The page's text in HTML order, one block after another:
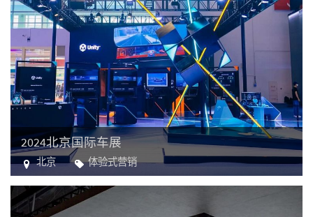
2024北京国际车展
北京
体验式营销
汽车